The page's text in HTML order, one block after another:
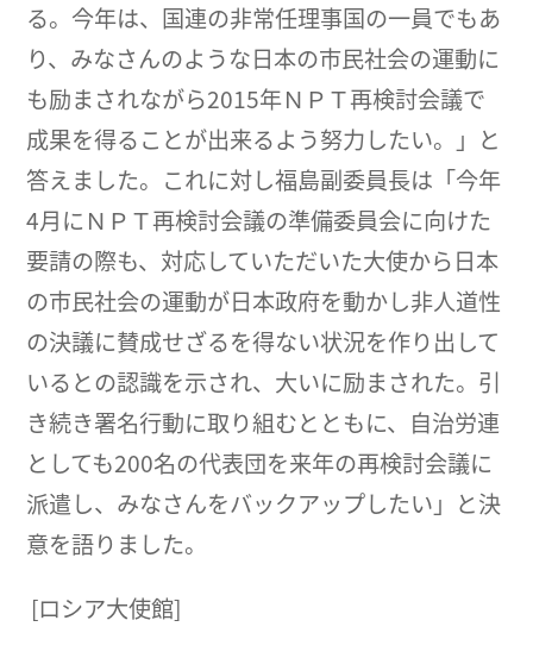
る。今年は、国連の非常任理事国の一員でもあ
り、みなさんのような日本の市民社会の運動に
も励まされながら2015年ＮＰＴ再検討会議で
成果を得ることが出来るよう努力したい。」と
答えました。これに対し福島副委員長は「今年
4月にＮＰＴ再検討会議の準備委員会に向けた
要請の際も、対応していただいた大使から日本
の市民社会の運動が日本政府を動かし非人道性
の決議に賛成せざるを得ない状況を作り出して
いるとの認識を示され、大いに励まされた。引
き続き署名行動に取り組むとともに、自治労連
としても200名の代表団を来年の再検討会議に
派遣し、みなさんをバックアップしたい」と決
意を語りました。
[ロシア大使館]